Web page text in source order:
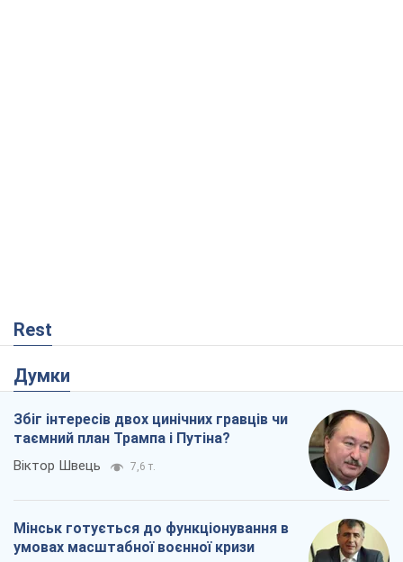
Rest
Думки
Збіг інтересів двох цинічних гравців чи
таємний план Трампа і Путіна?
Віктор Швець 7,6 т.
Мінськ готується до функціонування в
умовах масштабної воєнної кризи